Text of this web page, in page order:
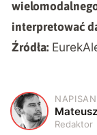
interpretować
Źródła:
M
Redaktor